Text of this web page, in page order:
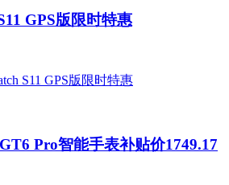
GPS版限时特惠
Pro智能手表补贴价1749.17